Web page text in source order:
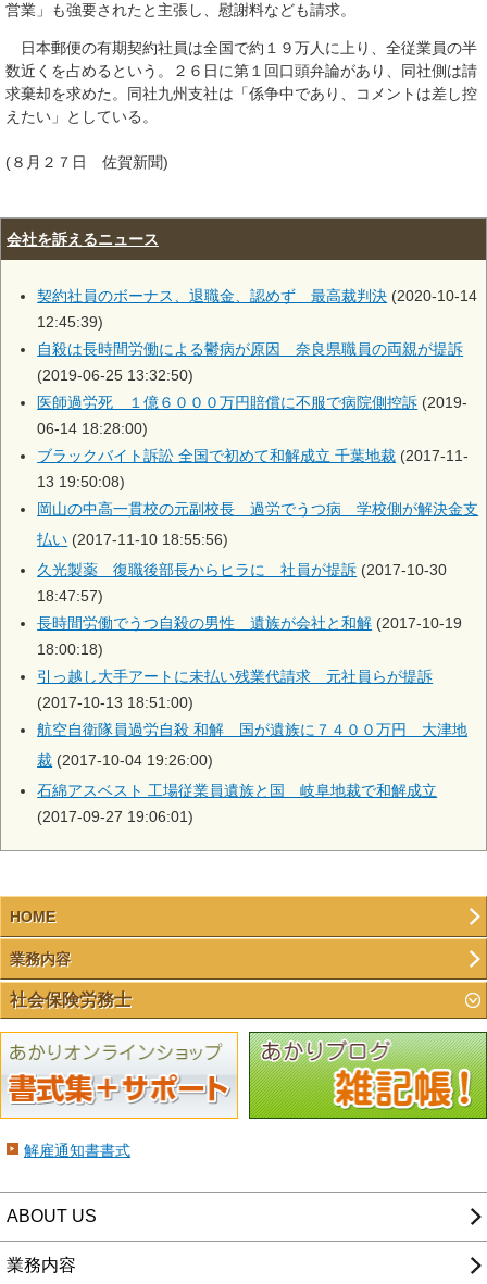
営業」も強要されたと主張し、慰謝料なども請求。
日本郵便の有期契約社員は全国で約１９万人に上り、全従業員の半
数近くを占めるという。２６日に第１回口頭弁論があり、同社側は請
求棄却を求めた。同社九州支社は「係争中であり、コメントは差し控
えたい」としている。
(８月２７日 佐賀新聞)
会社を訴えるニュース
契約社員のボーナス、退職金、認めず 最高裁判決 (2020-10-14
12:45:39)
自殺は長時間労働による鬱病が原因 奈良県職員の両親が提訴
(2019-06-25 13:32:50)
医師過労死 １億６０００万円賠償に不服で病院側控訴 (2019-
06-14 18:28:00)
ブラックバイト訴訟 全国で初めて和解成立 千葉地裁 (2017-11-
13 19:50:08)
岡山の中高一貫校の元副校長 過労でうつ病 学校側が解決金支
払い (2017-11-10 18:55:56)
久光製薬 復職後部長からヒラに 社員が提訴 (2017-10-30
18:47:57)
長時間労働でうつ自殺の男性 遺族が会社と和解 (2017-10-19
18:00:18)
引っ越し大手アートに未払い残業代請求 元社員らが提訴
(2017-10-13 18:51:00)
航空自衛隊員過労自殺 和解 国が遺族に７４００万円 大津地
裁 (2017-10-04 19:26:00)
石綿アスベスト 工場従業員遺族と国 岐阜地裁で和解成立
(2017-09-27 19:06:01)
HOME
業務内容
社会保険労務士
解雇通知書書式
ABOUT US
業務内容